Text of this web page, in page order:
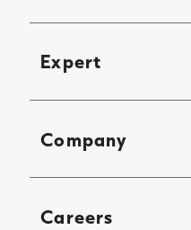
Expert
Company
Careers